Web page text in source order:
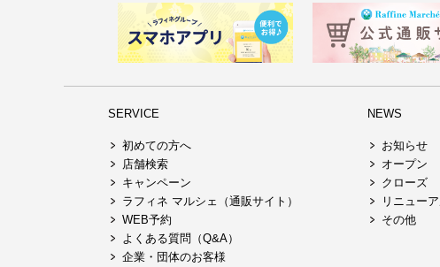
SERVICE
初めての方へ
店舗検索
キャンペーン
ラフィネ マルシェ（通販サイト）
WEB予約
よくある質問（Q&A）
企業・団体のお客様
NEWS
お知らせ
オープン
クローズ
リニュー
その他